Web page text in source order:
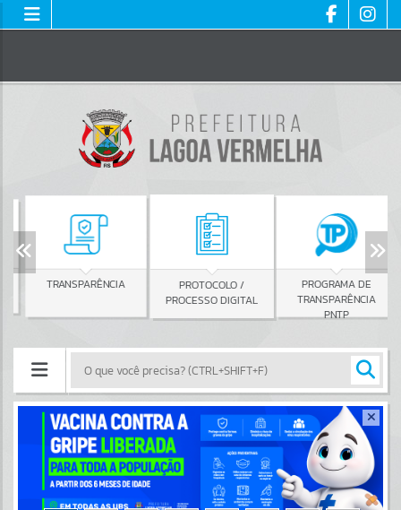
TRANSPARÊNCIA
PROTOCOLO /
PROCESSO DIGITAL
PROGRAMA DE
TRANSPARÊNCIA
PNTP
Resultados para""
Portais